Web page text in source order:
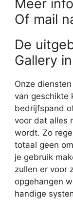
Meer
Of mail
De
Gallery
Onze
van geschikte
bedrijfspand
voor dat alles
wordt. Zo
totaal geen
je gebruik
zullen er voor
opgehangen
handige